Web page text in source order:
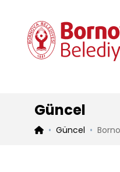
Güncel
Güncel